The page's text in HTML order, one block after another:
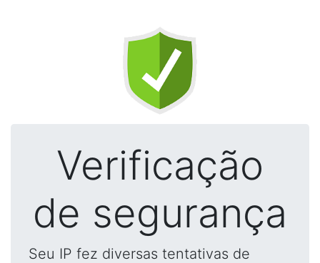
Verificação
de segurança
Seu IP fez diversas tentativas de